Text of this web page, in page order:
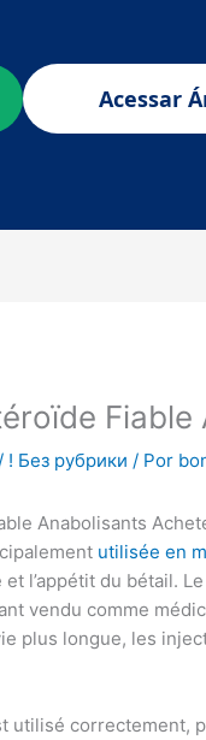
Acessar
! Без рубрики / Por
Anabolisants
utilisée en
l’appétit du bétail.
vendu comme
plus longue, les
utilisé correctement,